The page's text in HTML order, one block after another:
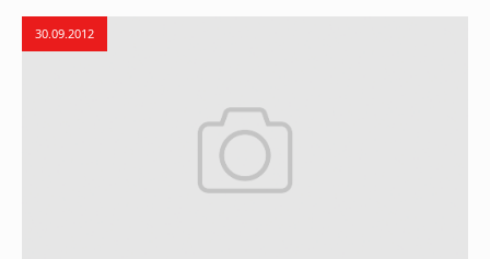
30.09.2012